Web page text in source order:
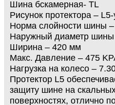
Шина бскамерная- TL
Рисунок протектора –
Норма слойности шины –
Наружный диаметр
Ширина – 420 мм
Макс. Давление – 475
Нагрузка на колесо –
Протектор L5
защиту шине на
поверхностях, отлично